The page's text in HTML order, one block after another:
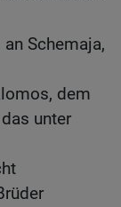
Schemaja,
dem
unter